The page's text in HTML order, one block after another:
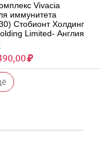
Vivacia
иммунитета
Стобионт Холдинг
Limited- Англия